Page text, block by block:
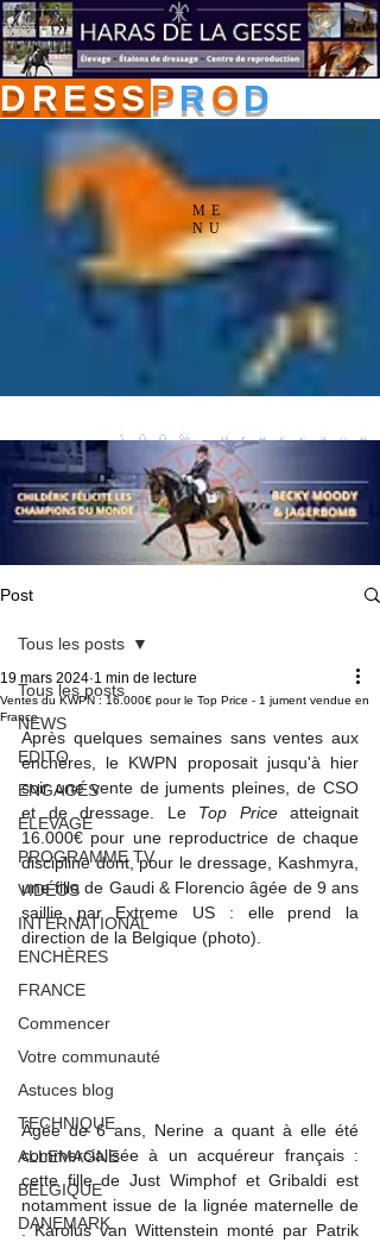
DRESS P R O D
ME
NU
100% dressage
Post
Tous les posts
NEWS
EDITO
ENGAGÉS
ÉLEVAGE
PROGRAMME TV
VIDÉOS
INTERNATIONAL
ENCHÈRES
FRANCE
Commencer
Votre communauté
Astuces blog
TECHNIQUE
ALLEMAGNE
BELGIQUE
DANEMARK
Tous les posts
Ventes du KWPN : 16.000€ pour le Top Price - 1 jument vendue en
France
19 mars 2024 1 min de lecture
Après quelques semaines sans ventes aux
enchères, le KWPN proposait jusqu'à hier
soir une vente de juments pleines, de CSO
et de dressage. Le Top Price atteignait
16.000€ pour une reproductrice de chaque
discipline dont, pour le dressage, Kashmyra,
une fille de Gaudi & Florencio âgée de 9 ans
saillie par Extreme US : elle prend la
direction de la Belgique (photo).
Âgée de 6 ans, Nerine a quant à elle été
commercialisée à un acquéreur français :
cette fille de Just Wimphof et Gribaldi est
notamment issue de la lignée maternelle de
: Karolus van Wittenstein monté par Patrik